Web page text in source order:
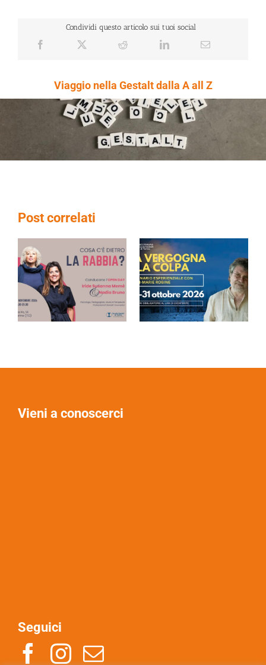
Condividi questo articolo sui tuoi social
Viaggio nella Gestalt dalla A all Z
Post correlati
Vieni a conoscerci
Seguici